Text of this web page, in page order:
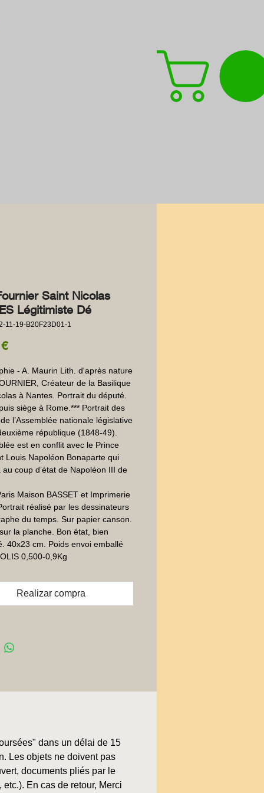
Saint Nicolas
Légitimiste Dé
11-19-B20F23D01-1
Precio
- A. Maurin Lith. d'après nature
Créateur de la Basilique
à Nantes. Portrait du député.
siège à Rome.*** Portrait des
l’Assemblée nationale législative
république (1848-49).
est en conflit avec le Prince
Louis Napoléon Bonaparte qui
au coup d’état de Napoléon III de
Maison BASSET et Imprimerie
réalisé par les dessinateurs
du temps. Sur papier canson.
la planche. Bon état, bien
40x23 cm. Poids envoi emballé
0,500-0,9Kg
Realizar compra
dans un délai de 15
Les objets ne doivent pas
documents pliés par le
En cas de retour, Merci